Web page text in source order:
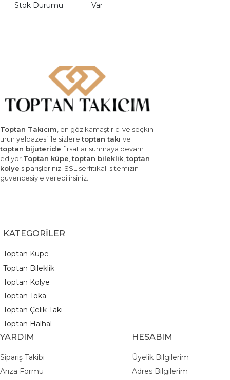
Stok Durumu Var
Toptan Takıcım, en göz kamaştırıcı ve seçkin
ürün yelpazesi ile sizleretoptan takı ve
toptan bijuteridefırsatlar sunmaya devam
ediyor.Toptan küpe,toptan bileklik,toptan
kolye siparişlerinizi SSL serfitikali sitemizin
güvencesiyle verebilirsiniz.
KATEGORİLER
Toptan Küpe
Toptan Bileklik
Toptan Kolye
Toptan Toka
Toptan Çelik Takı
Toptan Halhal
YARDIM
Sipariş Takibi
Arıza Formu
HESABIM
Üyelik Bilgilerim
Adres Bilgilerim